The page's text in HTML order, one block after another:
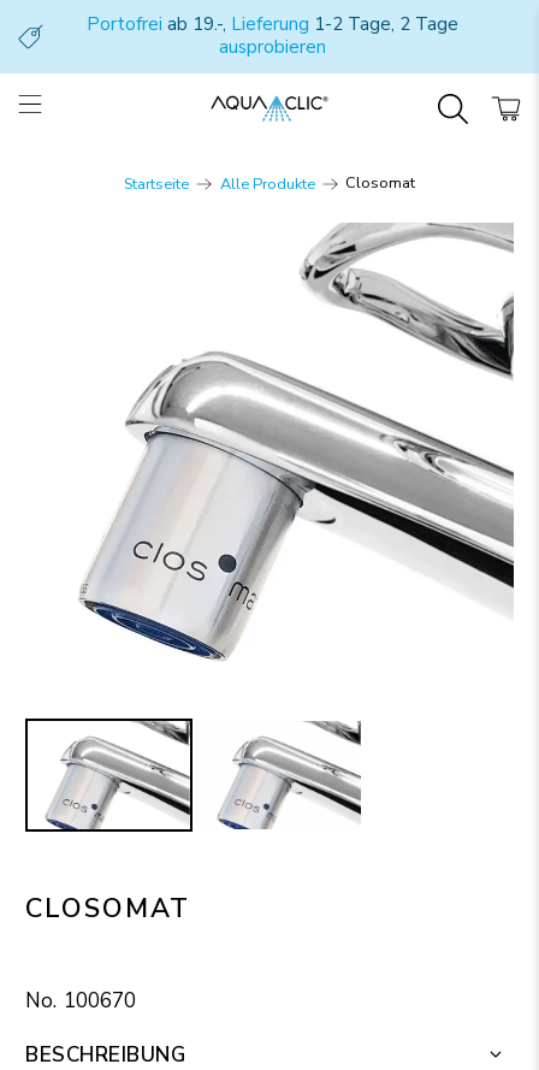
Portofrei ab 19.-, Lieferung 1-2 Tage, 2 Tage
ausprobieren
Startseite Alle Produkte Closomat
CLOSOMAT
100670
BESCHREIBUNG